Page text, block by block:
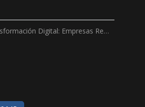
Digital: Empresas Re…